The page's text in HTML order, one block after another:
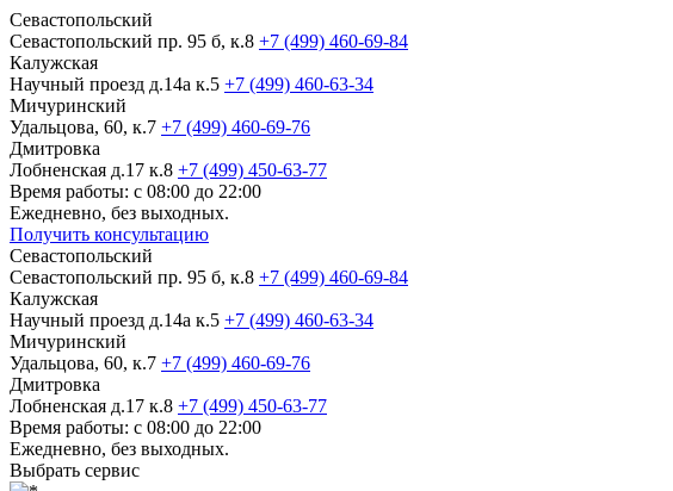
Севастопольский
Севастопольский пр. 95 б, к.8 +7 (499) 460-69-84
Калужская
Научный проезд д.14а к.5 +7 (499) 460-63-34
Мичуринский
Удальцова, 60, к.7 +7 (499) 460-69-76
Дмитровка
Лобненская д.17 к.8 +7 (499) 450-63-77
Время работы: с 08:00 до 22:00
Ежедневно, без выходных.
Получить консультацию
Севастопольский
Севастопольский пр. 95 б, к.8 +7 (499) 460-69-84
Калужская
Научный проезд д.14а к.5 +7 (499) 460-63-34
Мичуринский
Удальцова, 60, к.7 +7 (499) 460-69-76
Дмитровка
Лобненская д.17 к.8 +7 (499) 450-63-77
Время работы: с 08:00 до 22:00
Ежедневно, без выходных.
Выбрать сервис